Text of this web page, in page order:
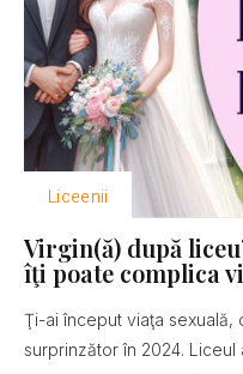
Liceenii
Virgin(ă) după
îţi poate complica
Ţi-ai început viaţa sexuală,
surprinzător în 2024.